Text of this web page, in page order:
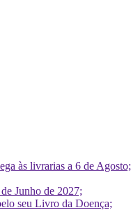
às livrarias a 6 de Agosto;
Junho de 2027;
seu Livro da Doença;